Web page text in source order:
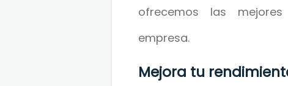
ofrecemos las
empresa.
Mejora tu